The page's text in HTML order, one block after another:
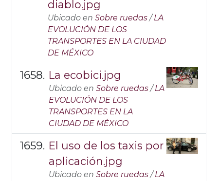
diablo.jpg
Ubicado en Sobre ruedas /LA
EVOLUCIÓN DE LOS
TRANSPORTES EN LA CIUDAD
DE MÉXICO
La ecobici.jpg
Ubicado en Sobre ruedas /LA
EVOLUCIÓN DE LOS
TRANSPORTES EN LA
CIUDAD DE MÉXICO
El uso de los taxis por
aplicación.jpg
Ubicado en Sobre ruedas /LA